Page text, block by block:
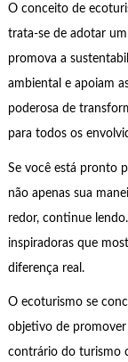
O conceito de
trata-se de adotar
promova a
ambiental e apoiam
poderosa de
para todos os
Se você está pronto
não apenas sua
redor, continue
inspiradoras que
diferença real.
O ecoturismo se
objetivo de promover
contrário do turismo